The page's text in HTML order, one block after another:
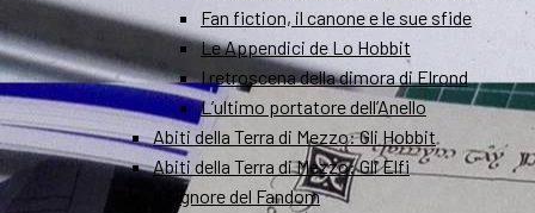
Fan fiction, il canone e le sue sfide
Le Appendici de Lo Hobbit
I retroscena della dimora di Elrond
L’ultimo portatore dell’Anello
Abiti della Terra di Mezzo: Gli Hobbit
Abiti della Terra di Mezzo: Gli Elfi
Il Signore del Fandom